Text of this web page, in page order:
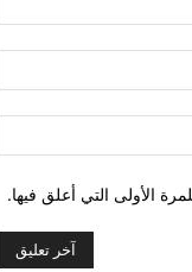
الأولى التي أعلق فيها.